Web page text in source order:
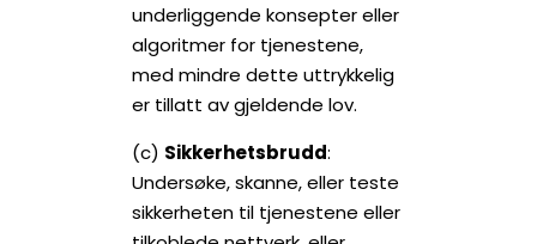
underliggende konsepter eller
algoritmer for tjenestene,
med mindre dette uttrykkelig
er tillatt av gjeldende lov.
(c) Sikkerhetsbrudd:
Undersøke, skanne, eller teste
sikkerheten til tjenestene eller